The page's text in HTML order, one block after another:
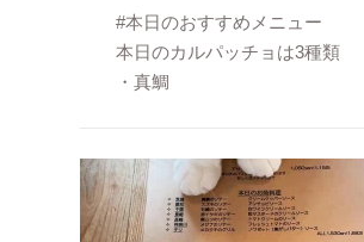
#本日のおすすめメニュー
本日のカルパッチョは3種類
・真鯛
#今日のカルパッチョ
#今日のおじゃま虫
#もすけ